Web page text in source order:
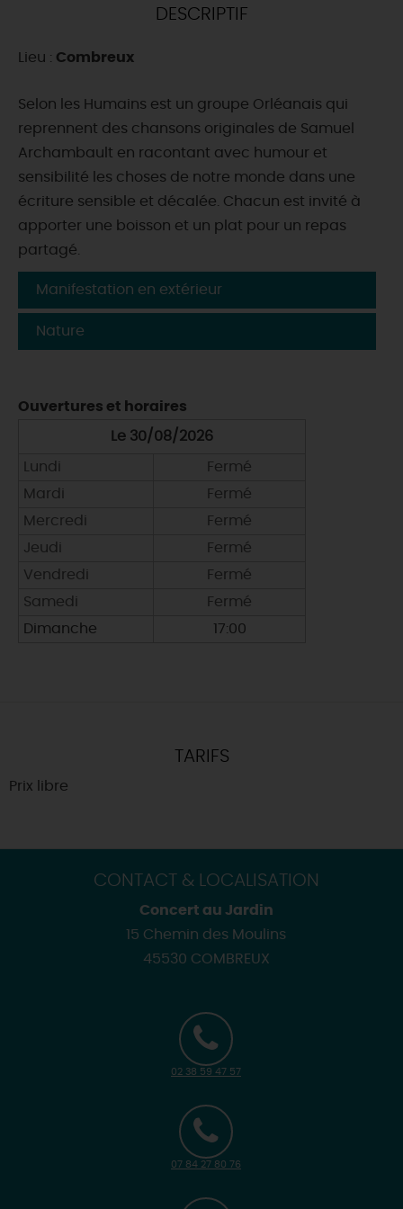
CE WEEK-END
CETTE SEMAINE
TOUT L'AGENDA
DESCRIPTIF
Lieu : Combreux
Selon les Humains est un groupe Orléanais qui
reprennent des chansons originales de Samuel
Archambault en racontant avec humour et
sensibilité les choses de notre monde dans une
écriture sensible et décalée. Chacun est invité à
apporter une boisson et un plat pour un repas
partagé.
Manifestation en extérieur
Nature
Ouvertures et horaires
Le 30/08/2026
Lundi
Fermé
Mardi
Fermé
Mercredi
Fermé
Jeudi
Fermé
Vendredi
Fermé
Samedi
Fermé
Dimanche
17:00
TARIFS
Prix libre
CONTACT & LOCALISATION
Concert au Jardin
15 Chemin des Moulins
45530 COMBREUX
02 38 59 47 57
07 84 27 80 76